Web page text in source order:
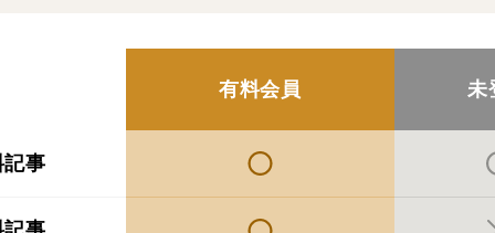
有料会員 未
記事